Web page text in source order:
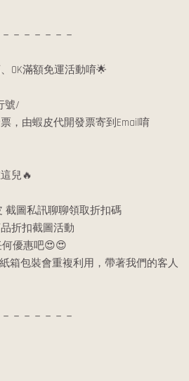
－－－－－－
OK滿額免運活動唷🌟
號/
，由蝦皮代開發票寄到Email唷
兒🔥
截圖私訊聊聊領取折扣碼
折扣截圖活動
優惠吧😍😍
箱包裝會重複利用，帶著我們的客人
－－－－－－